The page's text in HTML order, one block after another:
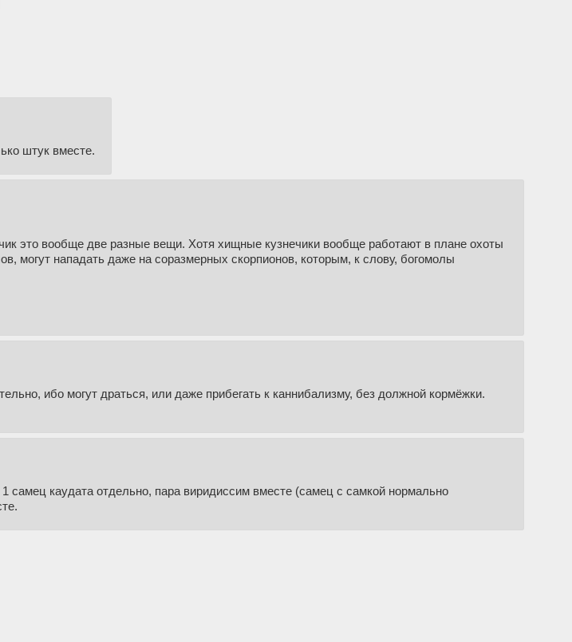
штук вместе.
это вообще две разные вещи. Хотя хищные кузнечики вообще работают в плане охоты
могут нападать даже на соразмерных скорпионов, которым, к слову, богомолы
ибо могут драться, или даже прибегать к каннибализму, без должной кормёжки.
самец каудата отдельно, пара виридиссим вместе (самец с самкой нормально